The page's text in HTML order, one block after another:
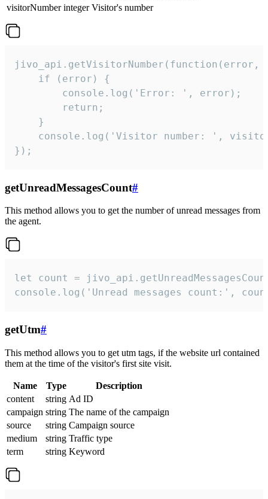
visitorNumber integer Visitor's number
jivo_api.getVisitorNumber(function(error,
    if (error) {
        console.log('Error: ', error);
        return;
    }
console.log('Visitor number: ',
});
getUnreadMessagesCount#
This method allows you to get the number of unread messages from
the agent.
let count =
console.log('Unread messages count:',
getUtm#
This method allows you to get utm tags, if the website url contained
them at the time of the visitor's first site visit.
Name Type
Description
content
string Ad ID
campaign string The name of the campaign
source
string Campaign source
medium
string Traffic type
term
string Keyword